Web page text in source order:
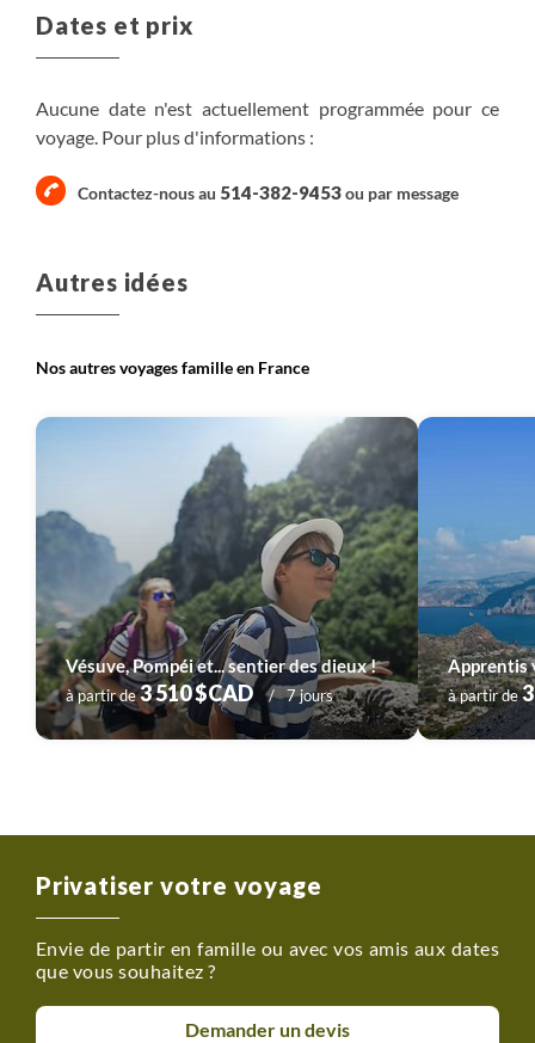
en auberge
530 m
Dates et prix
Aucune date n'est actuellement programmée pour ce
voyage. Pour plus d'informations :
Contactez-nous au 514-382-9453ou par message
Autres idées
Nos autres voyages famille en France
Vésuve, Pompéi et... sentier des dieux !
à partir de3 510 $CAD 7 jours
Apprentis
à partir de
Privatiser votre voyage
Envie de partir en famille ou avec vos amis aux dates
que vous souhaitez ?
Demander un devis